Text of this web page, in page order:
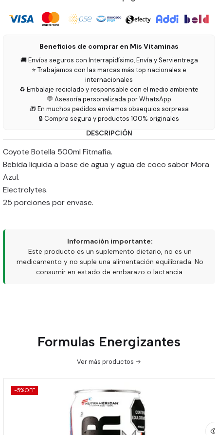
Beneficios de comprar en Mis Vitaminas
🚚 Envíos seguros con Interrapidísimo, Envía y Servientrega
⭐ Trabajamos con las marcas más top nacionales e
internacionales
♻️ Embalaje reciclado y responsable con el medio ambiente
💬 Asesoría personalizada por WhatsApp
🎁 En muchos pedidos enviamos obsequios sorpresa
🔒 Compra segura y productos 100% originales
DESCRIPCIÓN
Coyote Botella 500ml Fitmafia.
Bebida liquida a base de agua y agua de coco sabor Mora
Azul.
Electrolytes.
25 porciones por envase.
Información importante:
Este producto es un suplemento dietario, no es un
medicamento y no suple una alimentación equilibrada. No
consumir en estado de embarazo o lactancia.
Formulas Energizantes
Ver más productos
-5%OFF